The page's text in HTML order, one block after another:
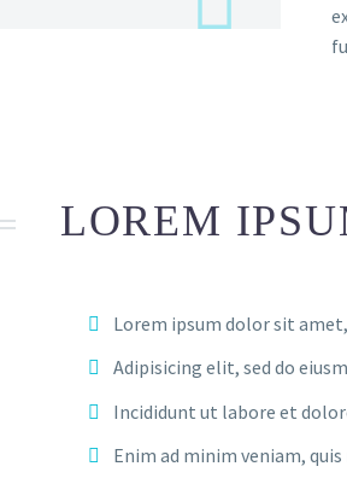
LOREM
Lorem ipsum dolor sit
Adipisicing elit, sed do
Incididunt ut labore et
Enim ad minim veniam,